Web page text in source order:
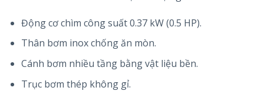
Động cơ chìm công suất 0.37 kW (0.5 HP).
Thân bơm inox chống ăn mòn.
Cánh bơm nhiều tầng bằng vật liệu bền.
Trục bơm thép không gỉ.